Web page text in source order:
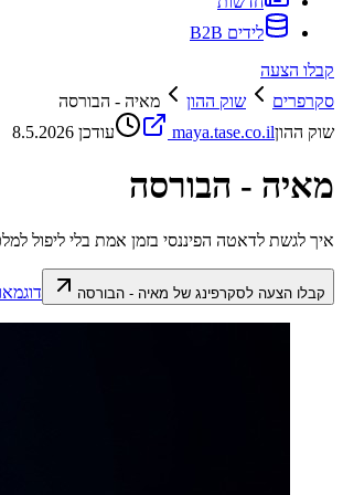
לידים B2B
קבלו הצעה
סקרפרים
שוק ההון
מאיה - הבורסה
שוק ההוןmaya.tase.co.il עודכן 8.5.2026
מאיה - הבורסה
איך לגשת לדאטה הפיננסי בזמן אמת בלי ליפול
קבלו הצעה לסקרפינג של מאיה - הבורסה